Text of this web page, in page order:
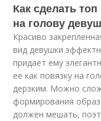
Как сделать
на голову
Красиво
вид девушки
придает ему
ее как повязку на
дерзким. Можно
формирования
должен мешать,